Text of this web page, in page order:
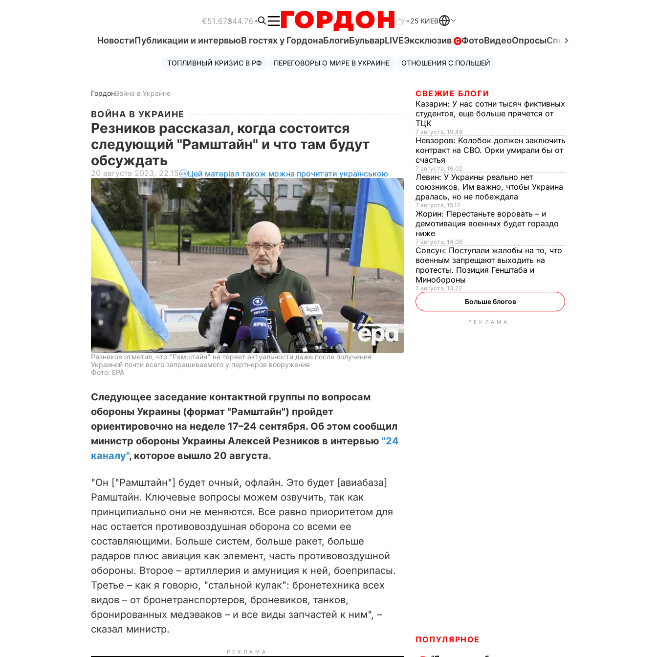
€51.67$44.76 +25 КИЕВ
НовостиПубликации и интервьюВ гостях у ГордонаБлогиБульварLIVEЭксклюзив ФотоВидеоОпросыСпецпроекты
ТОПЛИВНЫЙ КРИЗИС В РФ ПЕРЕГОВОРЫ О МИРЕ В УКРАИНЕ ОТНОШЕНИЯ С ПОЛЬШЕЙ
ГордонВойна в Украине
ВОЙНА В УКРАИНЕ
Резников рассказал, когда состоится
следующий "Рамштайн" и что там будут
обсуждать
20 августа 2023, 22.15 Цей матеріал також можна прочитати українською
Резников отметил, что "Рамштайн" не теряет актуальности даже после получения
Украиной почти всего запрашиваемого у партнеров вооружения
Фото: EPA
Следующее заседание контактной группы по вопросам
обороны Украины (формат "Рамштайн") пройдет
ориентировочно на неделе 17–24 сентября. Об этом сообщил
министр обороны Украины Алексей Резников в интервью "24
каналу", которое вышло 20 августа.
"Он ["Рамштайн"] будет очный, офлайн. Это будет [авиабаза]
Рамштайн. Ключевые вопросы можем озвучить, так как
принципиально они не меняются. Все равно приоритетом для
нас остается противовоздушная оборона со всеми ее
составляющими. Больше систем, больше ракет, больше
радаров плюс авиация как элемент, часть противовоздушной
обороны. Второе – артиллерия и амуниция к ней, боеприпасы.
Третье – как я говорю, "стальной кулак": бронетехника всех
видов – от бронетранспортеров, броневиков, танков,
бронированных медэваков – и все виды запчастей к ним", –
сказал министр.
РЕКЛАМА
СВЕЖИЕ БЛОГИ
Казарин: У нас сотни тысяч фиктивных
студентов, еще больше прячется от
ТЦК
7 августа, 19.48
Невзоров: Колобок должен заключить
контракт на СВО. Орки умирали бы от
счастья
7 августа, 16.02
Левин: У Украины реально нет
союзников. Им важно, чтобы Украина
дралась, но не побеждала
7 августа, 15.12
Жорин: Перестаньте воровать – и
демотивация военных будет гораздо
ниже
7 августа, 14.06
Совсун: Поступали жалобы на то, что
военным запрещают выходить на
протесты. Позиция Генштаба и
Минобороны
7 августа, 13.22
Больше блогов
РЕКЛАМА
ПОПУЛЯРНОЕ